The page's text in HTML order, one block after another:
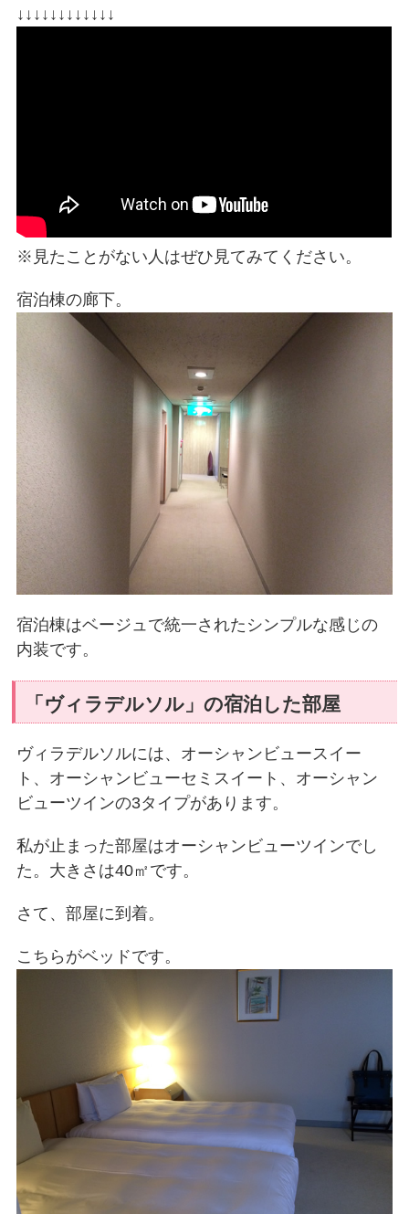
↓↓↓↓↓↓↓↓↓↓↓↓
※見たことがない人はぜひ見てみてください。
宿泊棟の廊下。
宿泊棟はベージュで統一されたシンプルな感じの
内装です。
「ヴィラデルソル」の宿泊した部屋
ヴィラデルソルには、オーシャンビュースイー
ト、オーシャンビューセミスイート、オーシャン
ビューツインの3タイプがあります。
私が止まった部屋はオーシャンビューツインでし
た。大きさは40㎡です。
さて、部屋に到着。
こちらがベッドです。